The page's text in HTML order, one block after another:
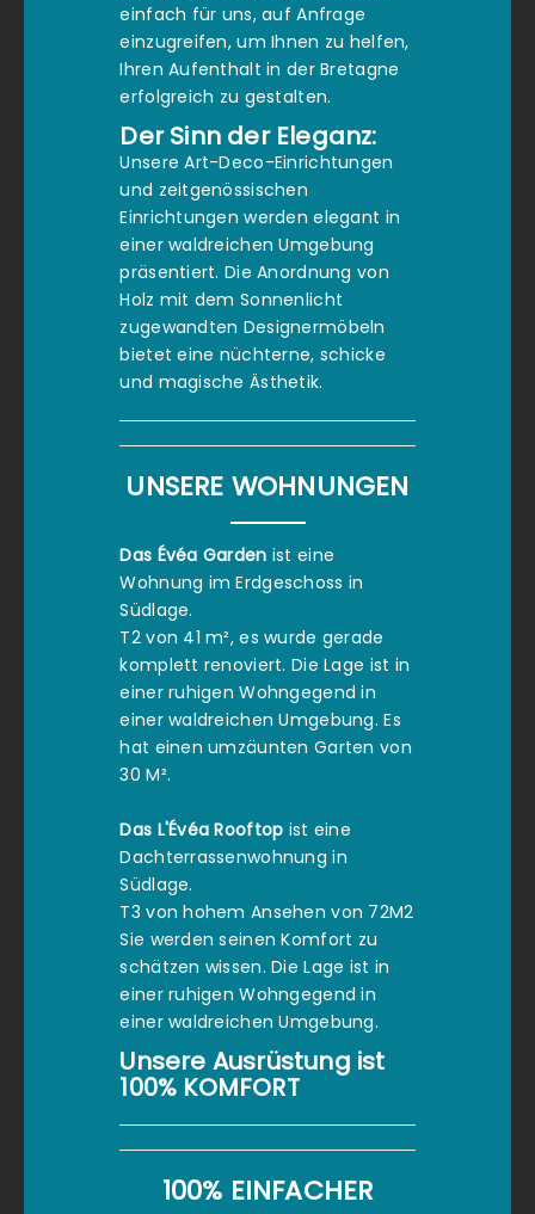
einfach für uns, auf Anfrage
einzugreifen, um Ihnen zu helfen,
Ihren Aufenthalt in der Bretagne
erfolgreich zu gestalten.
Der Sinn der Eleganz:
Unsere Art-Deco-Einrichtungen
und zeitgenössischen
Einrichtungen werden elegant in
einer waldreichen Umgebung
präsentiert. Die Anordnung von
Holz mit dem Sonnenlicht
zugewandten Designermöbeln
bietet eine nüchterne, schicke
und magische Ästhetik.
UNSERE WOHNUNGEN
Das Évéa Garden ist eine
Wohnung im Erdgeschoss in
Südlage.
T2 von 41 m², es wurde gerade
komplett renoviert. Die Lage ist in
einer ruhigen Wohngegend in
einer waldreichen Umgebung. Es
hat einen umzäunten Garten von
30 M².
Das L'Évéa Rooftop ist eine
Dachterrassenwohnung in
Südlage.
T3 von hohem Ansehen von 72M2
Sie werden seinen Komfort zu
schätzen wissen. Die Lage ist in
einer ruhigen Wohngegend in
einer waldreichen Umgebung.
Unsere Ausrüstung ist
100% KOMFORT
100% EINFACHER